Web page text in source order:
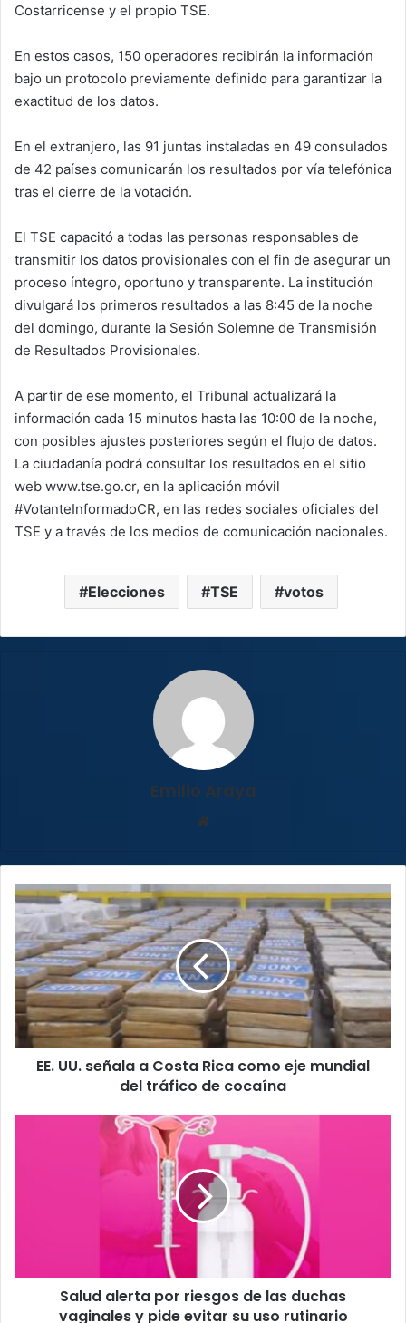
Costarricense y el propio TSE.
En estos casos, 150 operadores recibirán la información
bajo un protocolo previamente definido para garantizar la
exactitud de los datos.
En el extranjero, las 91 juntas instaladas en 49 consulados
de 42 países comunicarán los resultados por vía telefónica
tras el cierre de la votación.
El TSE capacitó a todas las personas responsables de
transmitir los datos provisionales con el fin de asegurar un
proceso íntegro, oportuno y transparente. La institución
divulgará los primeros resultados a las 8:45 de la noche
del domingo, durante la Sesión Solemne de Transmisión
de Resultados Provisionales.
A partir de ese momento, el Tribunal actualizará la
información cada 15 minutos hasta las 10:00 de la noche,
con posibles ajustes posteriores según el flujo de datos.
La ciudadanía podrá consultar los resultados en el sitio
web www.tse.go.cr, en la aplicación móvil
#VotanteInformadoCR, en las redes sociales oficiales del
TSE y a través de los medios de comunicación nacionales.
Elecciones TSE votos
Emilio Araya
EE.
UU.
señala
a
Costa
Rica
como
eje
mundial
EE. UU. señala a Costa Rica como eje mundial
del tráfico de cocaína
y
Salud alerta por riesgos de las duchas
vaginales y pide evitar su uso rutinario